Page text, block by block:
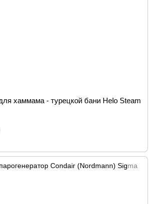
хаммама - турецкой бани Helo Steam